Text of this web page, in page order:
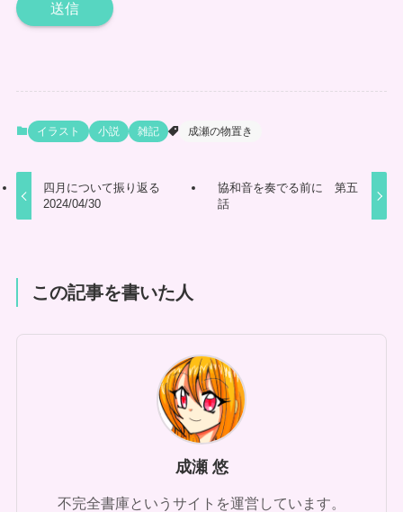
イラスト 小説 雑記 成瀬の物置き
四月について振り返る
2024/04/30
協和音を奏でる前に 第五
話
この記事を書いた人
成瀬 悠
不完全書庫というサイトを運営しています。